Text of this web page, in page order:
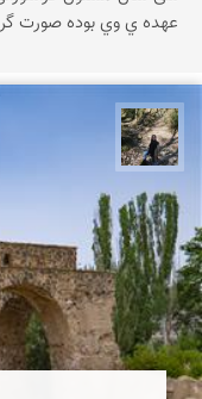
عهده ي وي بوده صورت